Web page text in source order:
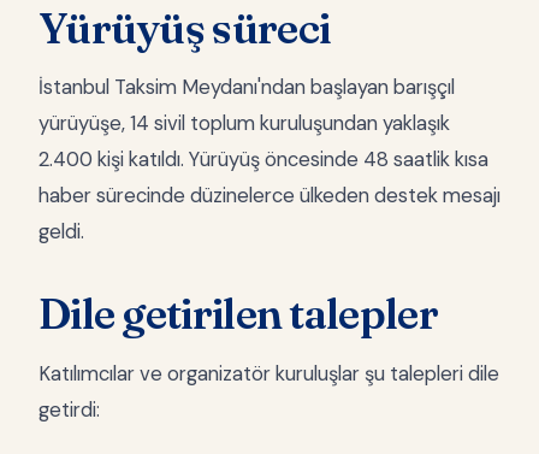
Yürüyüş süreci
İstanbul Taksim Meydanı'ndan başlayan barışçıl
yürüyüşe, 14 sivil toplum kuruluşundan yaklaşık
2.400 kişi katıldı. Yürüyüş öncesinde 48 saatlik kısa
haber sürecinde düzinelerce ülkeden destek mesajı
geldi.
Dile getirilen talepler
Katılımcılar ve organizatör kuruluşlar şu talepleri dile
getirdi: